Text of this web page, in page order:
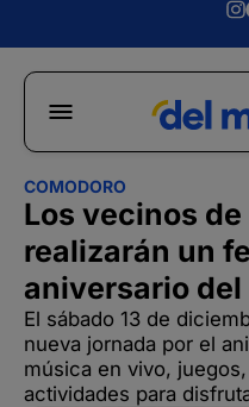
COMODORO
Los vecinos de
realizarán un
aniversario
El sábado 13 de
nueva jornada por el
música en vivo,
actividades para